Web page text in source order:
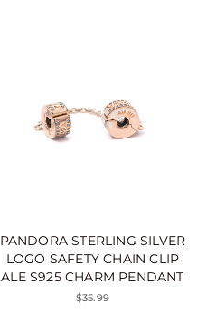
PANDORA STERLING SILVER
LOGO SAFETY CHAIN CLIP
ALE S925 CHARM PENDANT
$35.99